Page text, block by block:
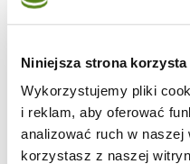
Niniejsza strona
Wykorzystujemy pliki
i reklam, aby oferować
analizować ruch w
korzystasz z naszej
35